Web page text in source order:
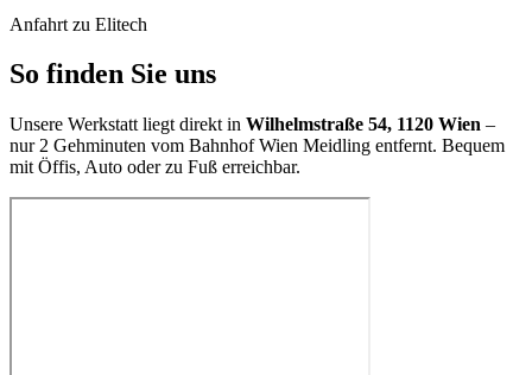
Anfahrt zu Elitech
So finden Sie uns
Unsere Werkstatt liegt direkt in Wilhelmstraße 54, 1120 Wien –
nur 2 Gehminuten vom Bahnhof Wien Meidling entfernt. Bequem
mit Öffis, Auto oder zu Fuß erreichbar.